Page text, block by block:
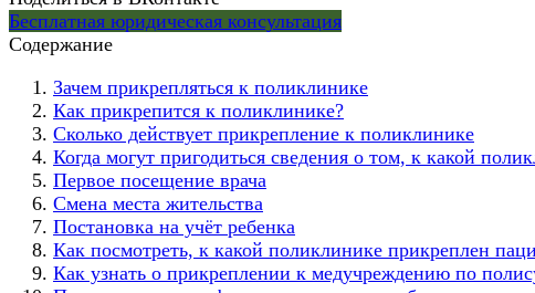
Бесплатная юридическая консультация
Содержание
Зачем прикрепляться к поликлинике
Как прикрепится к поликлинике?
Сколько действует прикрепление к поликлинике
Когда могут пригодиться сведения о том, к какой
Первое посещение врача
Смена места жительства
Постановка на учёт ребенка
Как посмотреть, к какой поликлинике прикреплен
Как узнать о прикреплении к медучреждению по